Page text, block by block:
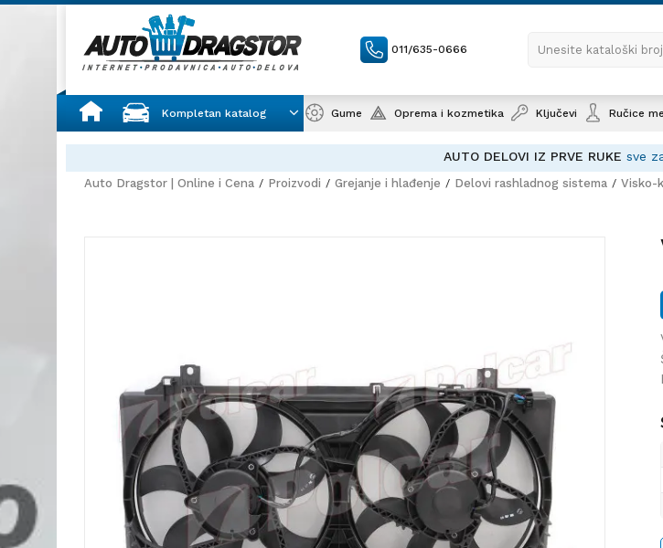
011/635-0666 Unesite kataloški
Kompletan katalog Gume Oprema i kozmetika Ključevi Ručice
AUTO DELOVI IZ PRVE RUKE sve
Auto Dragstor | Online i Cena Proizvodi Grejanje i hlađenje Delovi rashladnog sistema Visko-